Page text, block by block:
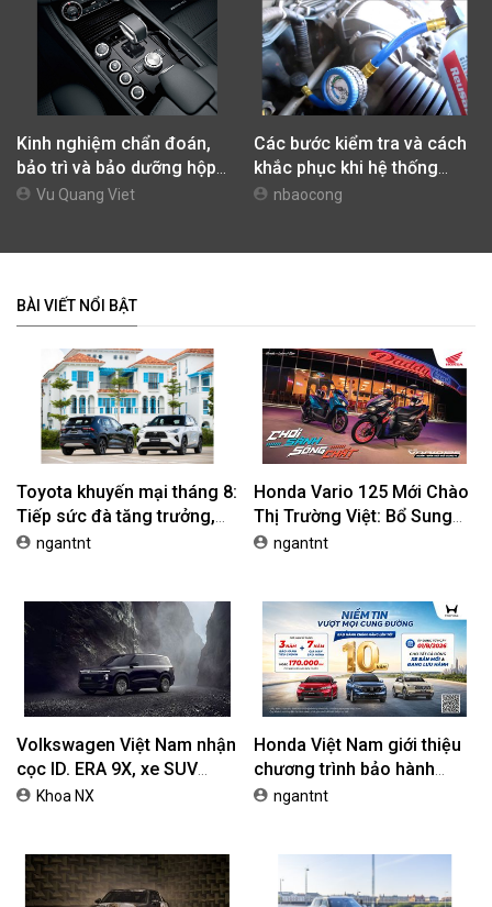
Kinh nghiệm chẩn đoán,
bảo trì và bảo dưỡng hộp
số tự động cho xe ô tô
Vu Quang Viet
Các bước kiểm tra và cách
khắc phục khi hệ thống
điều hòa khi gặp sự cố
nbaocong
BÀI VIẾT NỔI BẬT
Toyota khuyến mại tháng 8:
Tiếp sức đà tăng trưởng,
tối ưu chi phí mua xe
ngantnt
Honda Vario 125 Mới Chào
Thị Trường Việt: Bổ Sung
Phiên Bản Street, Giá Từ
ngantnt
Volkswagen Việt Nam nhận
cọc ID. ERA 9X, xe SUV
EREV dự kiến giá dưới 3 tỷ
Khoa NX
Honda Việt Nam giới thiệu
chương trình bảo hành
chính hãng lên tới 10 năm
ngantnt